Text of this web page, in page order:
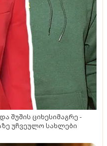
შუშის ციხესიმაგრე -
უჩვეულო სახლები